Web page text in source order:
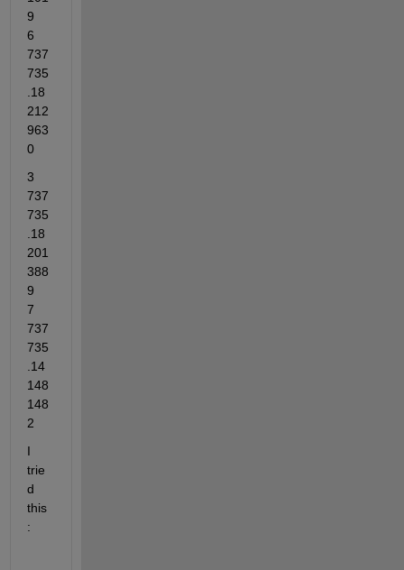
9
6
737
735
.18
212
963
0
3
737
735
.18
201
388
9
7
737
735
.14
148
148
2
I
trie
d
this
: